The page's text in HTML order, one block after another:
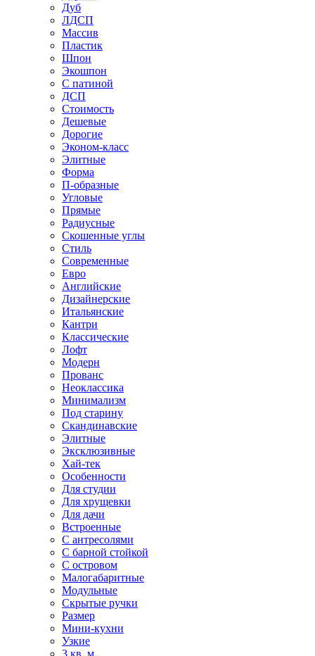
Дуб
ЛДСП
Массив
Пластик
Шпон
Экошпон
С патиной
ДСП
Стоимость
Дешевые
Дорогие
Эконом-класс
Элитные
Форма
П-образные
Угловые
Прямые
Радиусные
Скошенные углы
Стиль
Современные
Евро
Английские
Дизайнерские
Итальянские
Кантри
Классические
Лофт
Модерн
Прованс
Неоклассика
Минимализм
Под старину
Скандинавские
Элитные
Эксклюзивные
Хай-тек
Особенности
Для студии
Для хрущевки
Для дачи
Встроенные
С антресолями
С барной стойкой
С островом
Малогабаритные
Модульные
Скрытые ручки
Размер
Мини-кухни
Узкие
3 кв. м.